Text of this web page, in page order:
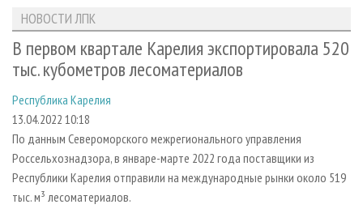
ЛЕСОЗАГОТОВКА
ЛЕСОПИЛЕНИЕ
СУШКА ДРЕВЕСИНЫ
ПРОИЗВОДСТВО ДРЕВЕСНЫХ ПЛИТ
ДЕРЕВЯННОЕ ДОМОСТРОЕНИЕ
ПРОИЗВОДСТВО МЕБЕЛИ
НОВОСТИ ЛПК
НОВОСТИ ЖУРНАЛА
ПРОЕКТЫ ЛПИ
АНАЛИТИКА
ПРЕДПРИЯТИЯ ЛПК
ПЕРСОНЫ
МОБИЛЬНЫЕ ВЫСТАВКИ
ОФИЦИАЛЬНЫЕ ДЕЛЕГАЦИИ
ПРИОРИТЕТНЫЕ ИНВЕСТПРОЕКТЫ
АРХИВ ЖУРНАЛОВ
СТАТЬИ
О ЖУРНАЛЕ
ПОДПИСКА
КОНТАКТЫ
РЕКЛАМОДАТЕЛЯМ
РЕКЛАМА
РЕКЛАМА НА САЙТЕ
НОВОСТИ ЛПК
В первом квартале Карелия экспортировала 520
тыс. кубометров лесоматериалов
Республика Карелия
13.04.2022 10:18
По данным Североморского межрегионального управления
Россельхознадзора, в январе-марте 2022 года поставщики из
Республики Карелия отправили на международные рынки около 519
тыс. м³ лесоматериалов.